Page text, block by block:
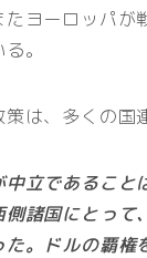
ヨーロッパ
。
は、多くの国
中立であるこ
諸国にとっ
。ドルの覇